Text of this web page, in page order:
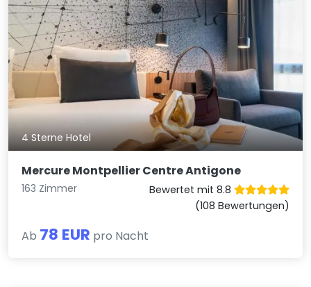
4 Sterne Hotel
Mercure Montpellier Centre Antigone
163 Zimmer
Bewertet mit 8.8
(108 Bewertungen)
Ab 78 EUR pro Nacht